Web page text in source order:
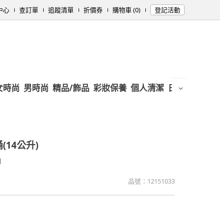
心 查訂單 追蹤清單 折價券 購物車 (0) 登記活動
時尚 男時尚 精品/飾品 彩妝保養 個人清潔 日用/紙品
(14公升)
品號： 12151033